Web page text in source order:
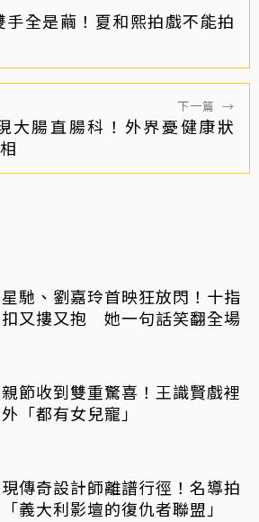
手全是繭！夏和熙拍戲不能拍
下一篇 →
大腸直腸科！外界憂健康狀
馳、劉嘉玲首映狂放閃！十指
又摟又抱 她一句話笑翻全場
節收到雙重驚喜！王識賢戲裡
「都有女兒寵」
傳奇設計師離譜行徑！名導拍
義大利影壇的復仇者聯盟」